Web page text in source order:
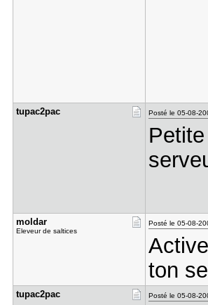
tupac2pac Posté le 05-08-
moldar
Eleveur de saltices
Posté le 05-08-
ton
tupac2pac Posté le 05-08-